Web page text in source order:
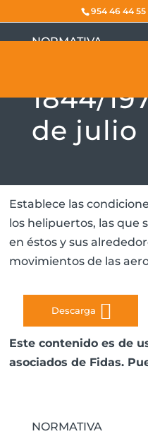
954 46 44 55
NORMATIVA
1844/
de julio
Establece las
los helipuertos, las que
en éstos y sus
movimientos de las
Descarga
Este contenido es de
asociados de Fidas.
NORMATIVA